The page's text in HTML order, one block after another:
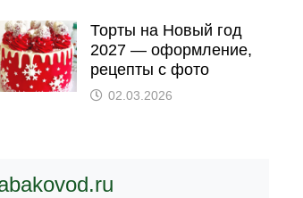
Торты на Новый год
2027 — оформление,
рецепты с фото
02.03.2026